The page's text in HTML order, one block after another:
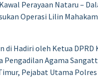
Perayaan Nataru –
Operasi Lilin
di Hadiri oleh Ketua
Agama
Pejabat Utama